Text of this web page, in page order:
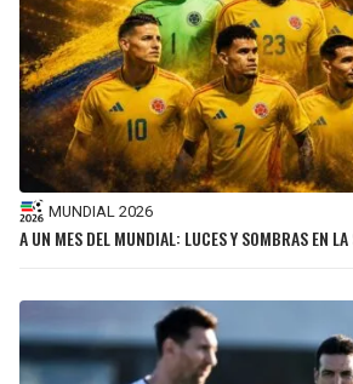
MUNDIAL 2026
A UN MES DEL MUNDIAL: LUCES Y SOMBRAS EN